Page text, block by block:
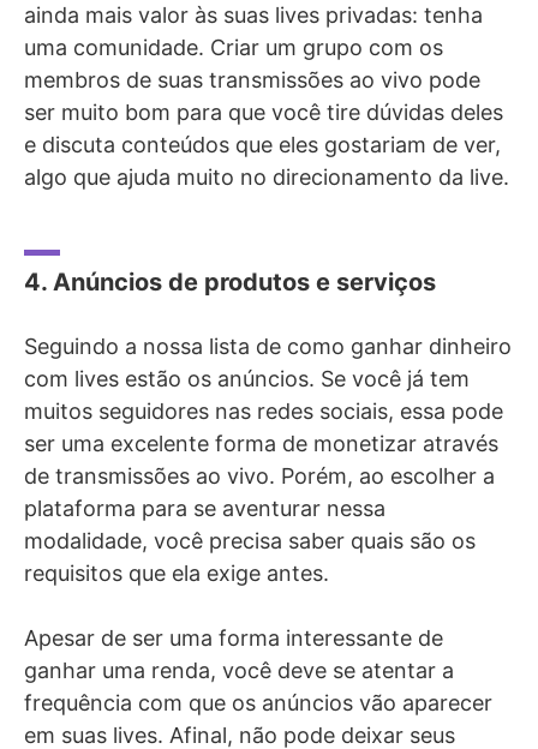
ainda mais valor às suas lives privadas: tenha
uma comunidade. Criar um grupo com os
membros de suas transmissões ao vivo pode
ser muito bom para que você tire dúvidas deles
e discuta conteúdos que eles gostariam de ver,
algo que ajuda muito no direcionamento da live.
4. Anúncios de produtos e serviços
Seguindo a nossa lista de como ganhar dinheiro
com lives estão os anúncios. Se você já tem
muitos seguidores nas redes sociais, essa pode
ser uma excelente forma de monetizar através
de transmissões ao vivo. Porém, ao escolher a
plataforma para se aventurar nessa
modalidade, você precisa saber quais são os
requisitos que ela exige antes.
Apesar de ser uma forma interessante de
ganhar uma renda, você deve se atentar a
frequência com que os anúncios vão aparecer
em suas lives. Afinal, não pode deixar seus